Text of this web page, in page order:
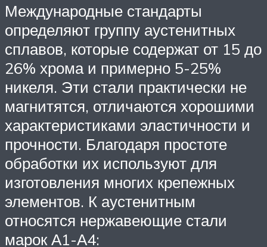
Международные стандарты
определяют группу аустенитных
сплавов, которые содержат от 15 до
26% хрома и примерно 5-25%
никеля. Эти стали практически не
магнитятся, отличаются хорошими
характеристиками эластичности и
прочности. Благодаря простоте
обработки их используют для
изготовления многих крепежных
элементов. К аустенитным
относятся нержавеющие стали
марок А1-А4: